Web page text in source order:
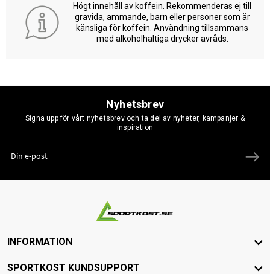
Högt innehåll av koffein. Rekommenderas ej till
gravida, ammande, barn eller personer som är
känsliga för koffein. Användning tillsammans
med alkoholhaltiga drycker avråds.
Nyhetsbrev
Signa upp för vårt nyhetsbrev och ta del av nyheter, kampanjer &
inspiration
INFORMATION
SPORTKOST KUNDSUPPORT